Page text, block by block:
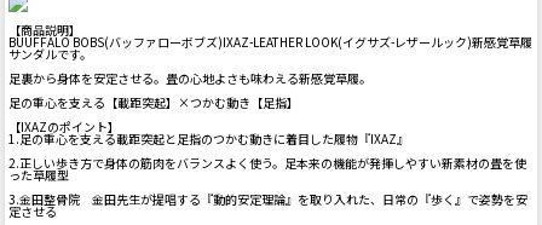
【商品説明】
BUUFFALO BOBS(バッファローボブズ)IXAZ-LEATHER LOOK(イグサズ-レザールック)新感覚草履
サンダルです。
足裏から身体を安定させる。畳の心地よさも味わえる新感覚草履。
足の重心を支える【載距突起】×つかむ動き【足指】
【IXAZのポイント】
1.足の重心を支える載距突起と足指のつかむ動きに着目した履物『IXAZ』
2.正しい歩き方で身体の筋肉をバランスよく使う。足本来の機能が発揮しやすい新素材の畳を使
った草履型
3.金田整骨院 金田先生が提唱する『動的安定理論』を取り入れた、日常の『歩く』で姿勢を安
定させる